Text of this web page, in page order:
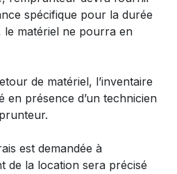
spécifique pour la durée
le matériel ne pourra en
de matériel, l’inventaire
en présence d’un technicien
est demandée à
de la location sera précisé